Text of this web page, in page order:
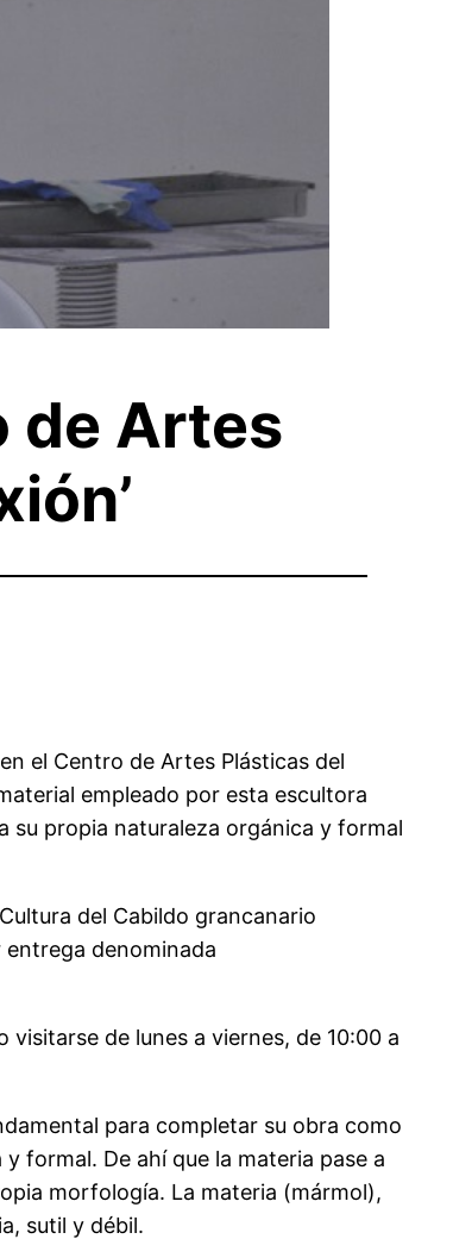
de Artes
el Centro de Artes Plásticas del
empleado por esta escultora
su propia naturaleza orgánica y formal
del Cabildo grancanario
denominada
de lunes a viernes, de 10:00 a
para completar su obra como
formal. De ahí que la materia pase a
morfología. La materia (mármol),
sutil y débil.